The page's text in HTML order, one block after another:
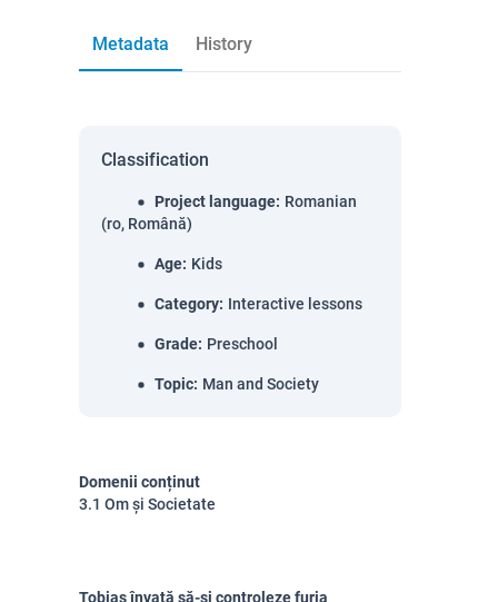
Metadata History
Classification
Project language: Romanian
(ro, Română)
Age: Kids
Category: Interactive lessons
Grade: Preschool
Topic: Man and Society
Domenii conținut
3.1 Om și Societate
Tobias învață să-și controleze furia